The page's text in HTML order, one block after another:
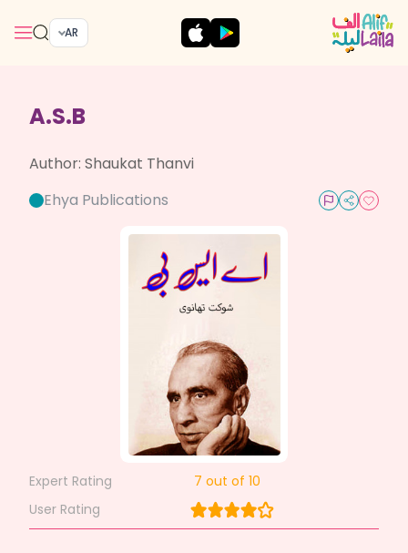
AR
A.S.B
Author: Shaukat Thanvi
Ehya Publications
Expert Rating 7 out of 10
User Rating